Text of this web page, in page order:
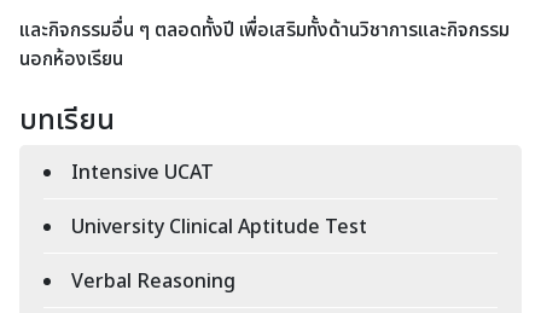
และกิจกรรมอื่น ๆ ตลอดทั้งปี เพื่อเสริมทั้งด้านวิชาการและกิจกรรม
นอกห้องเรียน
บทเรียน
Intensive UCAT
University Clinical Aptitude Test
Verbal Reasoning